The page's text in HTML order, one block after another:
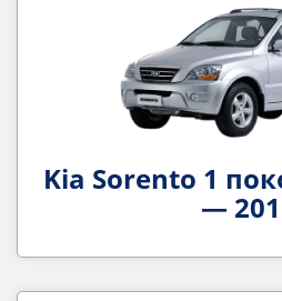
Kia Sorento 1
—